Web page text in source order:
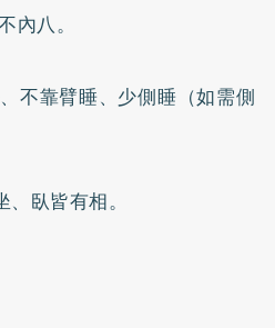
內八。
不靠臂睡、少側睡（如需側
臥皆有相。